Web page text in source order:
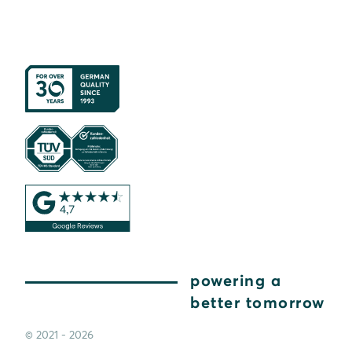
powering a
better tomorrow
© 2021 - 2026